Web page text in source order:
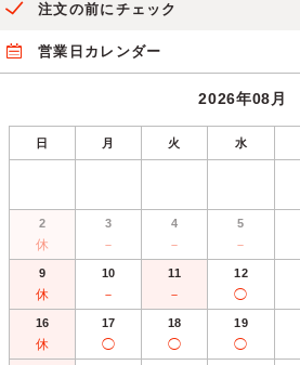
注文の前にチェック
営業日カレンダー
2026年08月
日 月 火 水
2
休
3
－
4
－
5
－
9
休
10
－
11
－
12
◯
16
休
17
◯
18
◯
19
◯